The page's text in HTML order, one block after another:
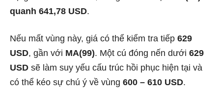
quanh 641,78 USD.
Nếu mất vùng này, giá có thể kiểm tra tiếp 629
USD, gần với MA(99). Một cú đóng nến dưới 629
USD sẽ làm suy yếu cấu trúc hồi phục hiện tại và
có thể kéo sự chú ý về vùng 600 – 610 USD.